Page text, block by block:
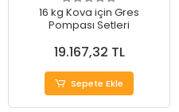
16 kg Kova için Gres
Pompası Setleri
19.167,32 TL
Sepete Ekle